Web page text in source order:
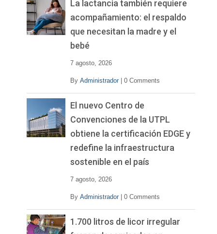
La lactancia también requiere
acompañamiento: el respaldo
que necesitan la madre y el
bebé
7 agosto, 2026
By Administrador 0 Comments
El nuevo Centro de
Convenciones de la UTPL
obtiene la certificación EDGE y
redefine la infraestructura
sostenible en el país
7 agosto, 2026
By Administrador 0 Comments
1.700 litros de licor irregular